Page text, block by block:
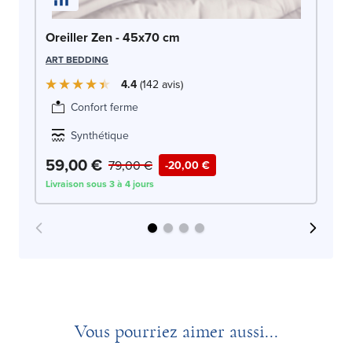
Oreiller Zen - 45x70 cm
ART BEDDING
4.4 142 avis
Confort ferme
Synthétique
59,00 € -20,00 €
79,00 €
Livraison sous 3 à 4 jours
Vous pourriez aimer aussi...